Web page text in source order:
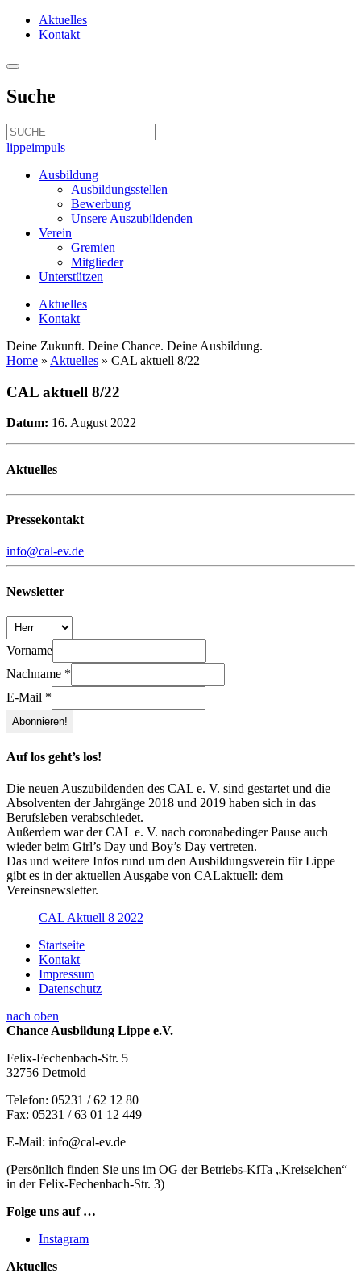
Aktuelles
Kontakt
Suche
lippeimpuls
Ausbildung
Ausbildungsstellen
Bewerbung
Unsere Auszubildenden
Verein
Gremien
Mitglieder
Unterstützen
Aktuelles
Kontakt
Deine Zukunft. Deine Chance. Deine Ausbildung.
Home » Aktuelles » CAL aktuell 8/22
CAL aktuell 8/22
Datum: 16. August 2022
Aktuelles
Pressekontakt
info@cal-ev.de
Newsletter
Vorname
Nachname *
E-Mail *
Auf los geht’s los!
Die neuen Auszubildenden des CAL e. V. sind gestartet und die
Absolventen der Jahrgänge 2018 und 2019 haben sich in das
Berufsleben verabschiedet.
Außerdem war der CAL e. V. nach coronabedinger Pause auch
wieder beim Girl’s Day und Boy’s Day vertreten.
Das und weitere Infos rund um den Ausbildungsverein für Lippe
gibt es in der aktuellen Ausgabe von CALaktuell: dem
Vereinsnewsletter.
CAL Aktuell 8 2022
Startseite
Kontakt
Impressum
Datenschutz
nach oben
Chance Ausbildung Lippe e.V.
Felix-Fechenbach-Str. 5
32756 Detmold
Telefon: 05231 / 62 12 80
Fax: 05231 / 63 01 12 449
E-Mail: info@cal-ev.de
(Persönlich finden Sie uns im OG der Betriebs-KiTa „Kreiselchen“
in der Felix-Fechenbach-Str. 3)
Folge uns auf …
Instagram
Aktuelles